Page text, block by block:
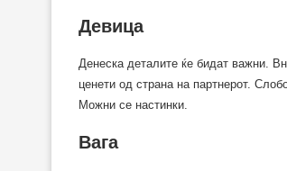
Девица
Денеска деталите ќе бидат важни.
ценети од страна на партнерот.
Можни се настинки.
Вага